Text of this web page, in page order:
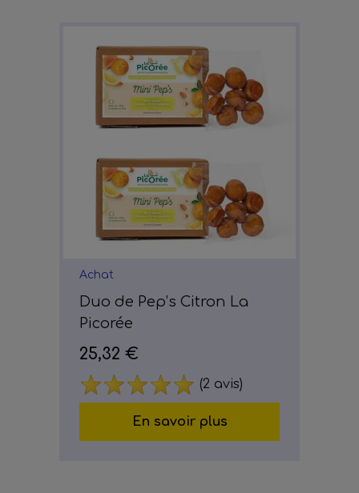
Achat
Duo de Pep’s Citron La
Picorée
25,32 €
(2 avis)
En savoir plus